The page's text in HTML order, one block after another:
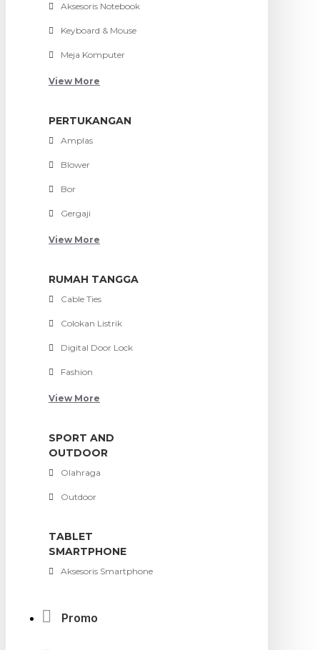
Aksesoris Notebook
Keyboard & Mouse
Meja Komputer
View More
PERTUKANGAN
Amplas
Blower
Bor
Gergaji
View More
RUMAH TANGGA
Cable Ties
Colokan Listrik
Digital Door Lock
Fashion
View More
SPORT AND
OUTDOOR
Olahraga
Outdoor
TABLET
SMARTPHONE
Aksesoris Smartphone
Promo